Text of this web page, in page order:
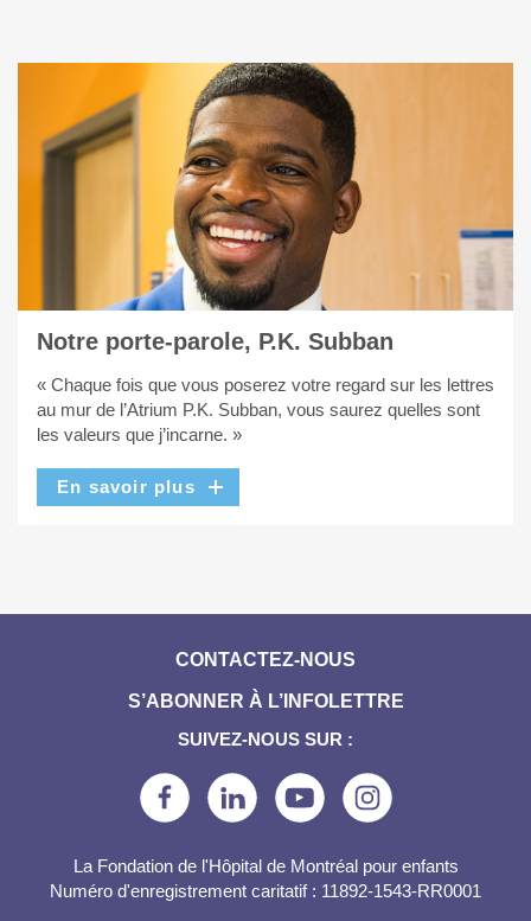
Notre porte-parole, P.K. Subban
« Chaque fois que vous poserez votre regard sur les lettres
au mur de l’Atrium P.K. Subban, vous saurez quelles sont
les valeurs que j’incarne. »
En savoir plus
CONTACTEZ-NOUS
S’ABONNER À L’INFOLETTRE
SUIVEZ-NOUS SUR :
La Fondation de l'Hôpital de Montréal pour enfants
Numéro d'enregistrement caritatif : 11892-1543-RR0001